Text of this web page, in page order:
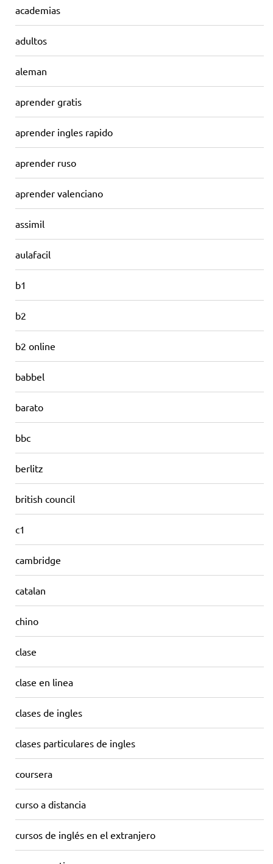
academias
adultos
aleman
aprender gratis
aprender ingles rapido
aprender ruso
aprender valenciano
assimil
aulafacil
b1
b2
b2 online
babbel
barato
bbc
berlitz
british council
c1
cambridge
catalan
chino
clase
clase en linea
clases de ingles
clases particulares de ingles
coursera
curso a distancia
cursos de inglés en el extranjero